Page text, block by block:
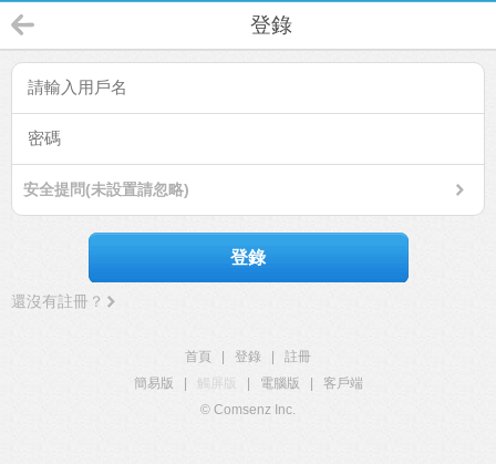
登錄
安全提問(未設置請忽略)
登錄
還沒有註冊？
首頁 登錄
註冊
簡易版
觸屏版 電腦版
客戶端
© Comsenz Inc.